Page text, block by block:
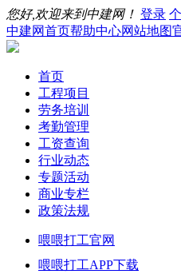
您好,欢迎来到中建网！ 登录
中建网首页帮助中心网站地图
首页
工程项目
劳务培训
考勤管理
工资查询
行业动态
专题活动
商业专栏
政策法规
喂喂打工官网
喂喂打工APP下载